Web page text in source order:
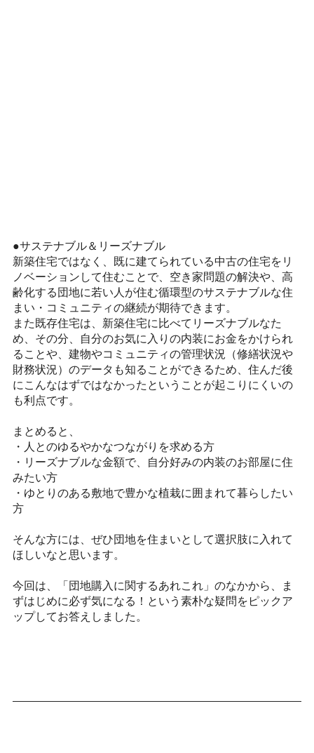
●サステナブル＆リーズナブル
新築住宅ではなく、既に建てられている中古の住宅をリ
ノベーションして住むことで、空き家問題の解決や、高
齢化する団地に若い人が住む循環型のサステナブルな住
まい・コミュニティの継続が期待できます。
また既存住宅は、新築住宅に比べてリーズナブルなた
め、その分、自分のお気に入りの内装にお金をかけられ
ることや、建物やコミュニティの管理状況（修繕状況や
財務状況）のデータも知ることができるため、住んだ後
にこんなはずではなかったということが起こりにくいの
も利点です。
まとめると、
・人とのゆるやかなつながりを求める方
・リーズナブルな金額で、自分好みの内装のお部屋に住
みたい方
・ゆとりのある敷地で豊かな植栽に囲まれて暮らしたい
方
そんな方には、ぜひ団地を住まいとして選択肢に入れて
ほしいなと思います。
今回は、「団地購入に関するあれこれ」のなかから、ま
ずはじめに必ず気になる！という素朴な疑問をピックア
ップしてお答えしました。